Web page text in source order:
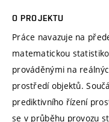
O PROJEKTU
Práce navazuje na
matematickou
prováděnými na
prostředí objektů.
prediktivního řízení
se v průběhu provozu